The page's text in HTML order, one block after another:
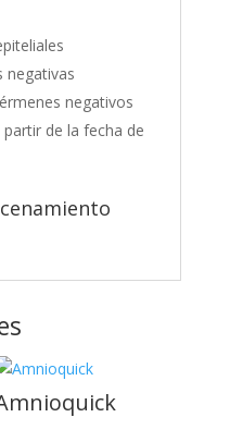
negativas
negativos
de la fecha de